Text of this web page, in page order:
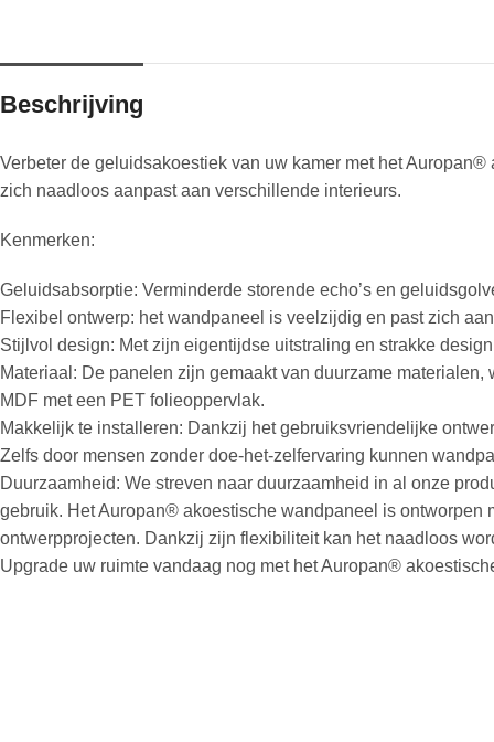
Beschrijving
Verbeter de geluidsakoestiek van uw kamer met het
zich naadloos aanpast aan verschillende interieurs.
Kenmerken:
Geluidsabsorptie: Verminderde storende echo’s en
Flexibel ontwerp: het wandpaneel is veelzijdig en past zich
Stijlvol design: Met zijn eigentijdse uitstraling en strakke
Materiaal: De panelen zijn gemaakt van duurzame
MDF met een PET folieoppervlak.
Makkelijk te installeren: Dankzij het gebruiksvriendelijke
Zelfs door mensen zonder doe-het-zelfervaring kunnen
Duurzaamheid: We streven naar duurzaamheid in al onze
gebruik. Het Auropan® akoestische wandpaneel is
ontwerpprojecten. Dankzij zijn flexibiliteit kan het naadloos
Upgrade uw ruimte vandaag nog met het Auropan®